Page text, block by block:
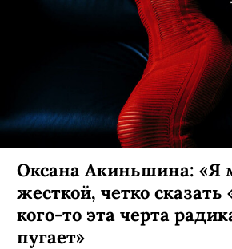
Оксана Акиньшина: «Я
жесткой, четко сказать
кого-то эта черта
пугает»